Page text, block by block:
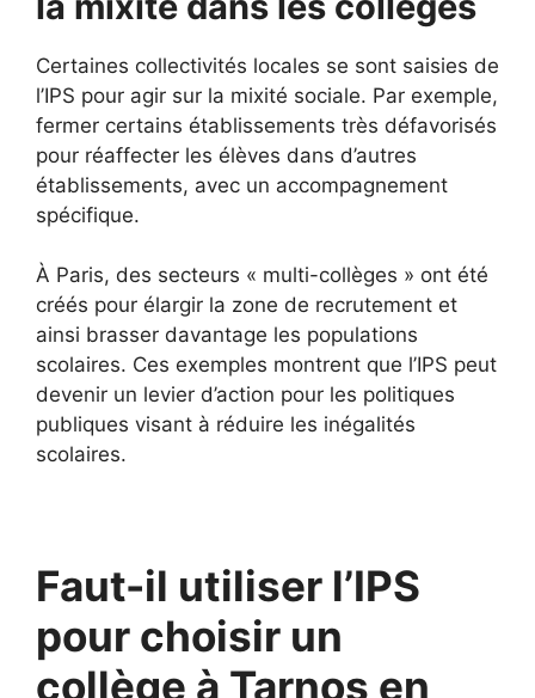
Certaines collectivités locales se sont saisies de
l’IPS pour agir sur la mixité sociale. Par exemple,
fermer certains établissements très défavorisés
pour réaffecter les élèves dans d’autres
établissements, avec un accompagnement
spécifique.
À Paris, des secteurs « multi-collèges » ont été
créés pour élargir la zone de recrutement et
ainsi brasser davantage les populations
scolaires. Ces exemples montrent que l’IPS peut
devenir un levier d’action pour les politiques
publiques visant à réduire les inégalités
scolaires.
Faut-il utiliser l’IPS
pour choisir un
collège à Tarnos en